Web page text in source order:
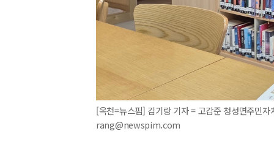
[옥천=뉴스핌] 김기랑 기자 = 고갑준 청성면주민
rang@newspim.com